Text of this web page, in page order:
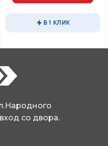
вариаций.
можно
выбрать
товара.
В 1 КЛИК
со двора.